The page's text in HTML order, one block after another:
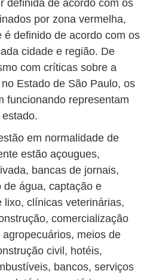
definida de acordo com os
por zona vermelha,
é definido de acordo com os
cidade e região. De
com críticas sobre a
Estado de São Paulo, os
funcionando representam
em normalidade de
estão açougues,
bancas de jornais,
água, captação e
lixo, clínicas veterinárias,
comercialização
meios de
civil, hotéis,
bancos, serviços